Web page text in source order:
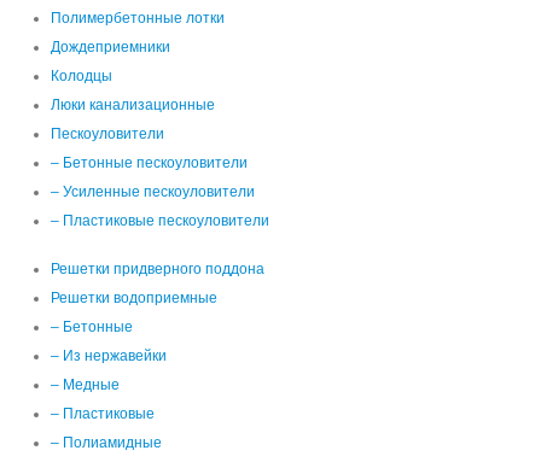
Полимербетонные лотки
Дождеприемники
Колодцы
Люки канализационные
Пескоуловители
– Бетонные пескоуловители
– Усиленные пескоуловители
– Пластиковые пескоуловители
Решетки придверного поддона
Решетки водоприемные
– Бетонные
– Из нержавейки
– Медные
– Пластиковые
– Полиамидные